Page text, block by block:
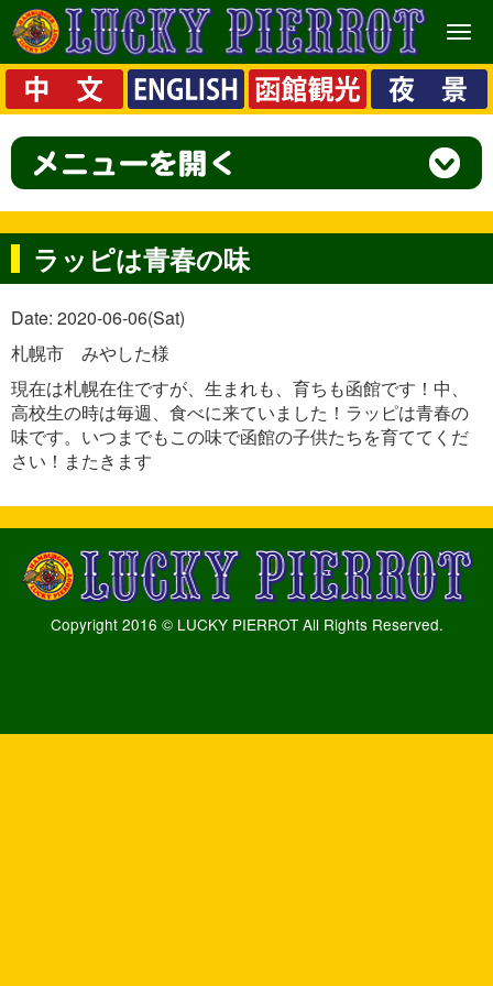
メ
ニ
ュ
ー
ラッピは青春の味
Date: 2020-06-06(Sat)
札幌市 みやした様
現在は札幌在住ですが、生まれも、育ちも函館です！中、
高校生の時は毎週、食べに来ていました！ラッピは青春の
味です。いつまでもこの味で函館の子供たちを育ててくだ
さい！またきます
Copyright 2016 © LUCKY PIERROT All Rights Reserved.